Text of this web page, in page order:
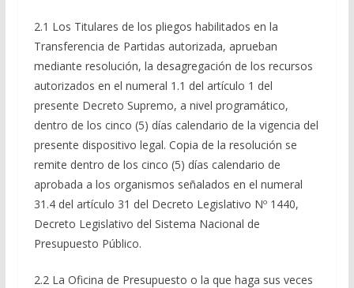
2.1 Los Titulares de los pliegos habilitados en la
Transferencia de Partidas autorizada, aprueban
mediante resolución, la desagregación de los recursos
autorizados en el numeral 1.1 del artículo 1 del
presente Decreto Supremo, a nivel programático,
dentro de los cinco (5) días calendario de la vigencia del
presente dispositivo legal. Copia de la resolución se
remite dentro de los cinco (5) días calendario de
aprobada a los organismos señalados en el numeral
31.4 del artículo 31 del Decreto Legislativo Nº 1440,
Decreto Legislativo del Sistema Nacional de
Presupuesto Público.
2.2 La Oficina de Presupuesto o la que haga sus veces